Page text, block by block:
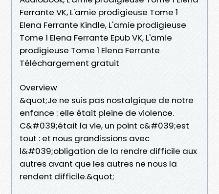
Ferrante VK, L'amie prodigieuse Tome 1
Elena Ferrante Kindle, L'amie prodigieuse
Tome 1 Elena Ferrante Epub VK, L'amie
prodigieuse Tome 1 Elena Ferrante
Téléchargement gratuit
Overview
&quot;Je ne suis pas nostalgique de notre
enfance : elle était pleine de violence.
C&#039;était la vie, un point c&#039;est
tout : et nous grandissions avec
l&#039;obligation de la rendre difficile aux
autres avant que les autres ne nous la
rendent difficile.&quot;